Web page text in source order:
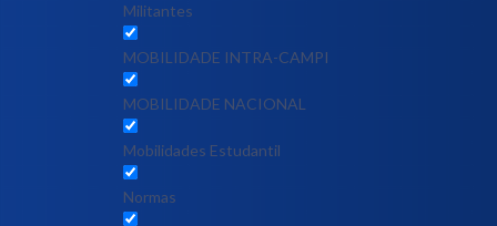
Militantes
MOBILIDADE INTRA-CAMPI
MOBILIDADE NACIONAL
Mobilidades Estudantil
Normas